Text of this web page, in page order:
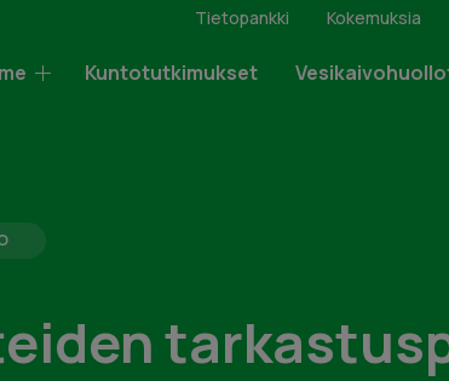
Kuntotutkimukset
Tietopankki Kokemuksia